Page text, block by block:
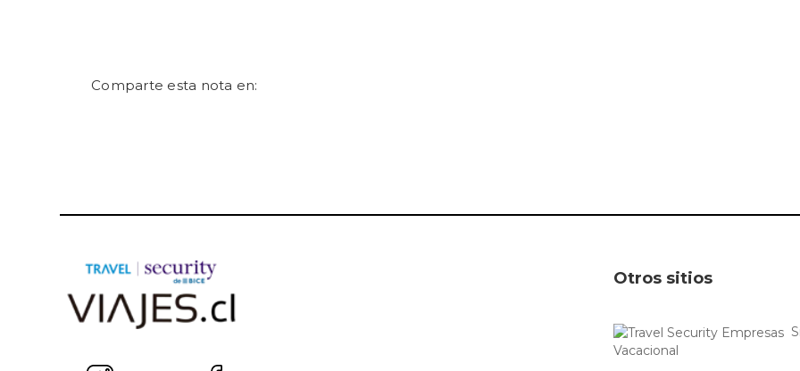
Comparte esta nota en:
Otros sitios
Vacacional